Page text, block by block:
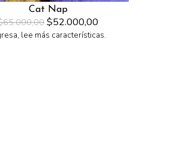
Cat Nap
$52.000,00
lee más características.